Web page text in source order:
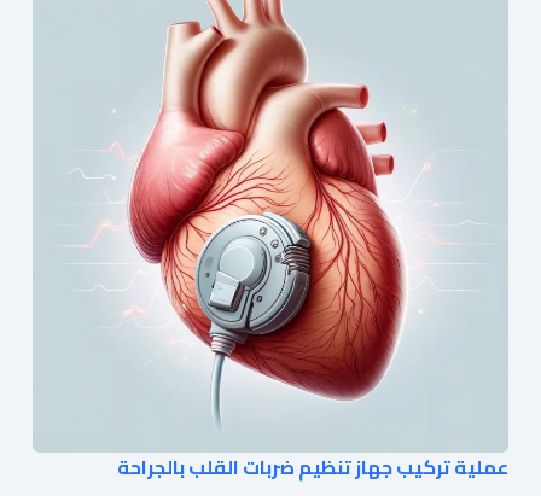
عملية تركيب جهاز تنظيم ضربات القلب بالجراحة